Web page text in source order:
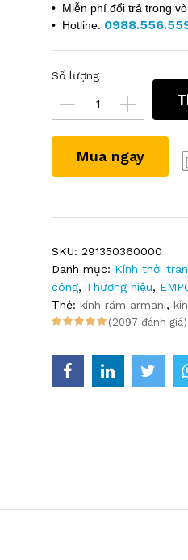
• Miễn phí đổi trả trong
• Hotline:
Số lượng
Mua ngay
SKU: 291350360000
Danh mục: Kính thời
công, Thương hiệu,
Thẻ: kính râm armani,
(2097 đánh giá)